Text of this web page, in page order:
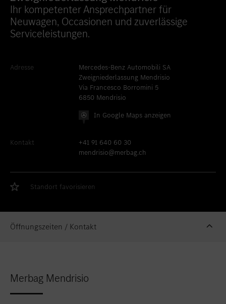
Standort favorisieren
Bern
Standort favorisieren
Biel
Standort favorisieren
Granges-Paccot
Standort favorisieren
Lugano-Pazzallo
Standort favorisieren
Schlieren Occasionen
Standort favorisieren
Thun
Standort favorisieren
Zürich-Seefeld
Ihr kompetenter Ansprechpartner für
Neuwagen, Occasionen und zuverlässige
Serviceleistungen.
Adresse
Mercedes-Benz Automobili SA
Zweigniederlassung Mendrisio
Via Francesco Borromini 5
6850 Mendrisio
In Google Maps anzeigen
Kontakt
+41 91 640 60 30
mendrisio@merbag.ch
Standort favorisieren
Öffnungszeiten / Kontakt
Merbag Mendrisio